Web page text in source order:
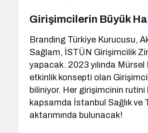
Girişimcilerin Büyük
Branding Türkiye Kurucusu,
Sağlam, İSTÜN Girişimcilik
yapacak. 2023 yılında
etkinlik konsepti olan
biliniyor. Her girişimcinin
kapsamda İstanbul Sağlık ve
aktarımında bulunacak!